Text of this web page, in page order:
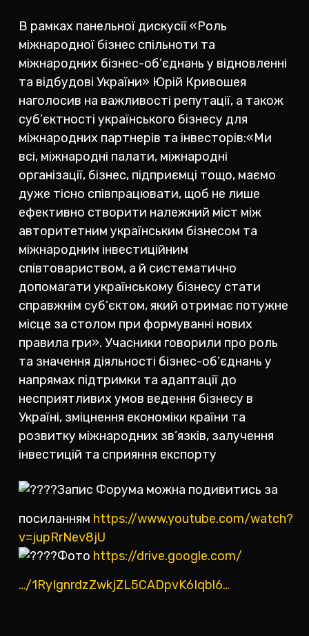
В рамках панельної дискусії «Роль
міжнародної бізнес спільноти та
міжнародних бізнес-об’єднань у відновленні
та відбудові України» Юрій Кривошея
наголосив на важливості репутації, а також
суб’єктності українського бізнесу для
міжнародних партнерів та інвесторів:«Ми
всі, міжнародні палати, міжнародні
організації, бізнес, підприємці тощо, маємо
дуже тісно співпрацювати, щоб не лише
ефективно створити належний міст між
авторитетним українським бізнесом та
міжнародним інвестиційним
співтовариством, а й систематично
допомагати українському бізнесу стати
справжнім суб’єктом, який отримає потужне
місце за столом при формуванні нових
правила гри». Учасники говорили про роль
та значення діяльності бізнес-об’єднань у
напрямах підтримки та адаптації до
несприятливих умов ведення бізнесу в
Україні, зміцнення економіки країни та
розвитку міжнародних зв’язків, залучення
інвестицій та сприяння експорту
Запис Форума можна подивитись за
посиланням https://www.youtube.com/watch?
v=jupRrNev8jU
Фото https://drive.google.com/
…/1RyIgnrdzZwkjZL5CADpvK6Iqbl6…